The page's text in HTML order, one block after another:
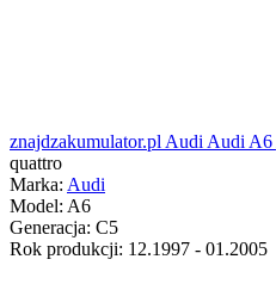
znajdzakumulator.pl Audi Audi A6
quattro
Marka: Audi
Model: A6
Generacja: C5
Rok produkcji: 12.1997 - 01.2005